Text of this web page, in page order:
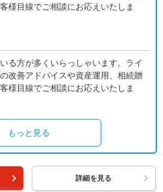
様目線でご相談にお応えいたしま
る方が多くいらっしゃいます。ライ
改善アドバイスや資産運用、相続贈
様目線でご相談にお応えいたしま
もっと見る
詳細を見る